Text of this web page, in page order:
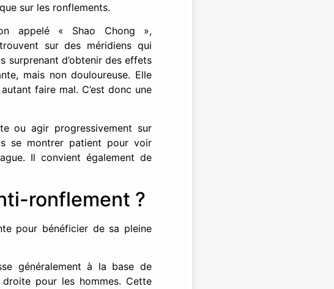
sur les ronflements.
appelé « Shao Chong »,
sur des méridiens qui
surprenant d’obtenir des effets
mais non douloureuse. Elle
faire mal. C’est donc une
ou agir progressivement sur
se montrer patient pour voir
Il convient également de
ronflement ?
pour bénéficier de sa pleine
généralement à la base de
pour les hommes. Cette